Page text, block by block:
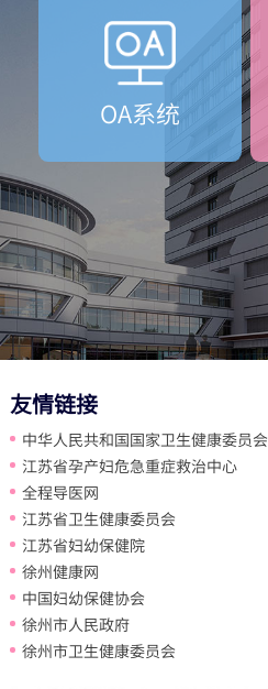
OA系统
友情链接
中华人民共和国国家卫生健康委员会
江苏省孕产妇危急重症救治中心
全程导医网
江苏省卫生健康委员会
江苏省妇幼保健院
徐州健康网
中国妇幼保健协会
徐州市人民政府
徐州市卫生健康委员会